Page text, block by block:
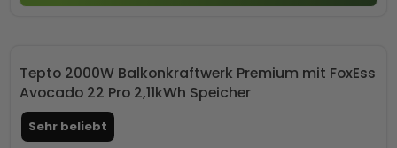
Sehr beliebt
Tepto 2000W Balkonkraftwerk Premium mit FoxEss
Avocado 22 Pro 2,11kWh Speicher